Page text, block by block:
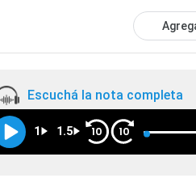
Escuchá la nota completa
1 1.5 10 10